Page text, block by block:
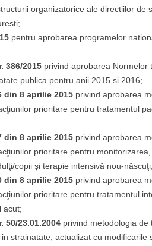
organizatorice ale directiilor de
pentru aprobarea programelor
386/2015 privind aprobarea
publica pentru anii 2015 si 2016;
din 8 aprilie 2015 privind aprobarea
prioritare pentru tratamentul
din 8 aprilie 2015 privind aprobarea
prioritare pentru
copii şi terapie intensivă nou-născuţi;
din 8 aprilie 2015 privind aprobarea
prioritare pentru tratamentul
acut;
50/23.01.2004 privind metodologia
strainatate, actualizat cu modificarile